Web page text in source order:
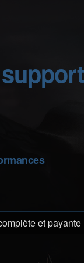
support
et payante